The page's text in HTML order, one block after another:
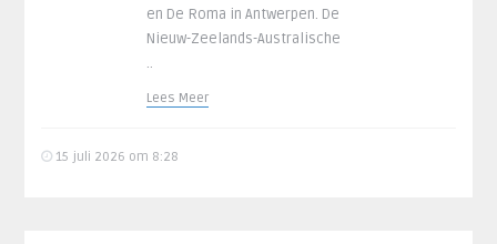
en De Roma in Antwerpen. De
Nieuw-Zeelands-Australische
..
Lees Meer
15 juli 2026 om 8:28